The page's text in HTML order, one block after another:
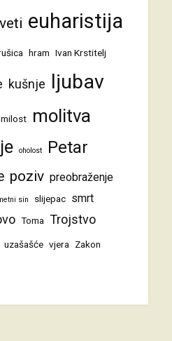
euharistija
hram Ivan Krstitelj
kušnje ljubav
milost molitva
oholost Petar
poziv preobraženje
sin slijepac smrt
Toma Trojstvo
uzašašće vjera Zakon